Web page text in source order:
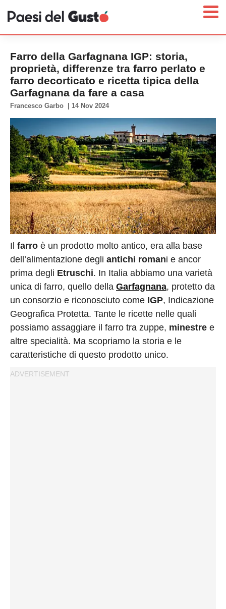
Home
News
Interviste
Territori
Prodotti
Answer
Newsletter
Privacy
Policy
Cookies
Policy
Cambia
Impostazioni
Privacy
Policy
Farro della Garfagnana IGP: storia,
proprietà, differenze tra farro perlato e
farro decorticato e ricetta tipica della
Garfagnana da fare a casa
Francesco Garbo 14 Nov 2024
Il farro è un prodotto molto antico, era alla base
dell’alimentazione degli antichi romani e ancor
prima degli Etruschi. In Italia abbiamo una varietà
unica di farro, quello della Garfagnana, protetto da
un consorzio e riconosciuto come IGP, Indicazione
Geografica Protetta. Tante le ricette nelle quali
possiamo assaggiare il farro tra zuppe, minestre e
altre specialità. Ma scopriamo la storia e le
caratteristiche di questo prodotto unico.